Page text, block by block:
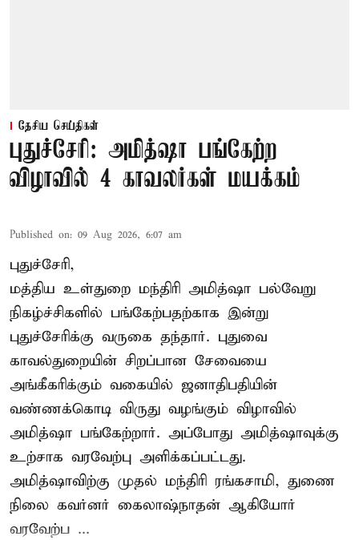
தேசிய செய்திகள்
புதுச்சேரி: அமித்ஷா பங்கேற்ற
விழாவில் 4 காவலர்கள் மயக்கம்
Published on: 09 Aug 2026, 6:07 am
புதுச்சேரி,
மத்திய உள்துறை மந்திரி அமித்ஷா பல்வேறு
நிகழ்ச்சிகளில் பங்கேற்பதற்காக இன்று
புதுச்சேரிக்கு வருகை தந்தார். புதுவை
காவல்துறையின் சிறப்பான சேவையை
அங்கீகரிக்கும் வகையில் ஜனாதிபதியின்
வண்ணக்கொடி விருது வழங்கும் விழாவில்
அமித்ஷா பங்கேற்றார். அப்போது அமித்ஷாவுக்கு
உற்சாக வரவேற்பு அளிக்கப்பட்டது.
அமித்ஷாவிற்கு முதல் மந்திரி ரங்கசாமி, துணை
நிலை கவர்னர் கைலாஷ்நாதன் ஆகியோர்
வரவேற்ப ...